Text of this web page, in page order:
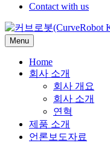
Contact with us
Menu
Home
회사 소개
회사 개요
회사 소개
연혁
제품 소개
언론보도자료